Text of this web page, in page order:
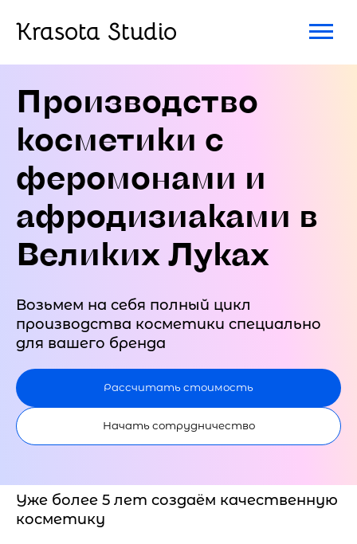
Krasota Studio
Производство
косметики с
феромонами и
афродизиаками в
Великих Луках
Возьмем на себя полный цикл
производства косметики специально
для вашего бренда
Рассчитать стоимость
Начать сотрудничество
Уже более 5 лет создаём качественную
косметику